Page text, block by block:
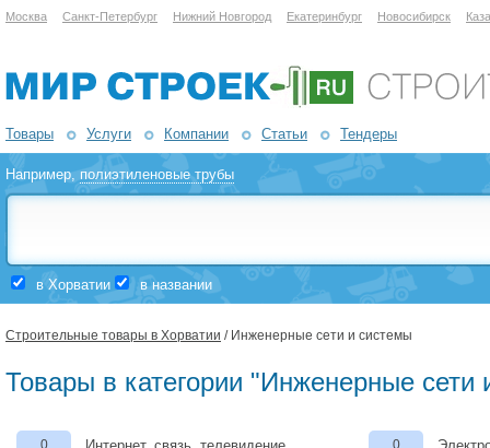
Москва Санкт-Петербург Нижний Новгород Екатеринбург Новосибирск
Товары Услуги Компании Статьи Тендеры
Например,полиэтиленовые трубы
в Хорватии в названии
Строительные товары в Хорватии / Инженерные сети и системы
Товары в категории "Инженерные сети
0 0